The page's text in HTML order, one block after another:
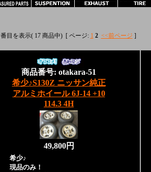
番目を表示( 17 商品中) [ ページ: 1 2 <<前ページ ]
商品番号: otakara-51
希少♪S130Z ニッサン純正
アルミホイール 6J-14 +10
114.3 4H
49,800円
希少♪
現品のみ！